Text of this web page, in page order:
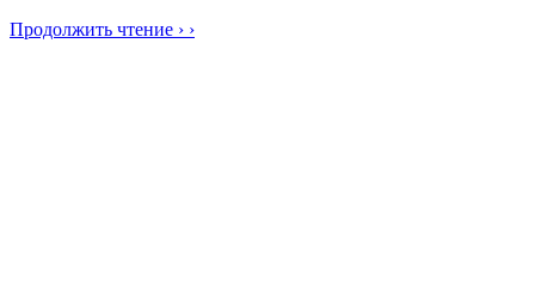
Продолжить чтение › ›